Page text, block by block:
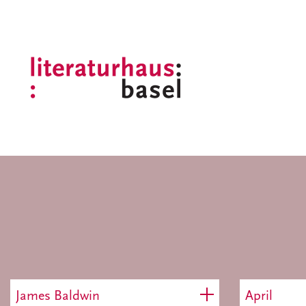
James Baldwin April